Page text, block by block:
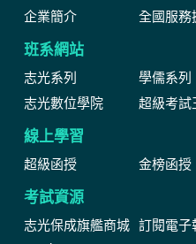
企業簡介 全國服務
班系網站
志光系列 學儒系列
志光數位學院
超級考試
線上學習
超級函授 金榜函授
考試資源
志光保成旗艦商城 訂閱電子